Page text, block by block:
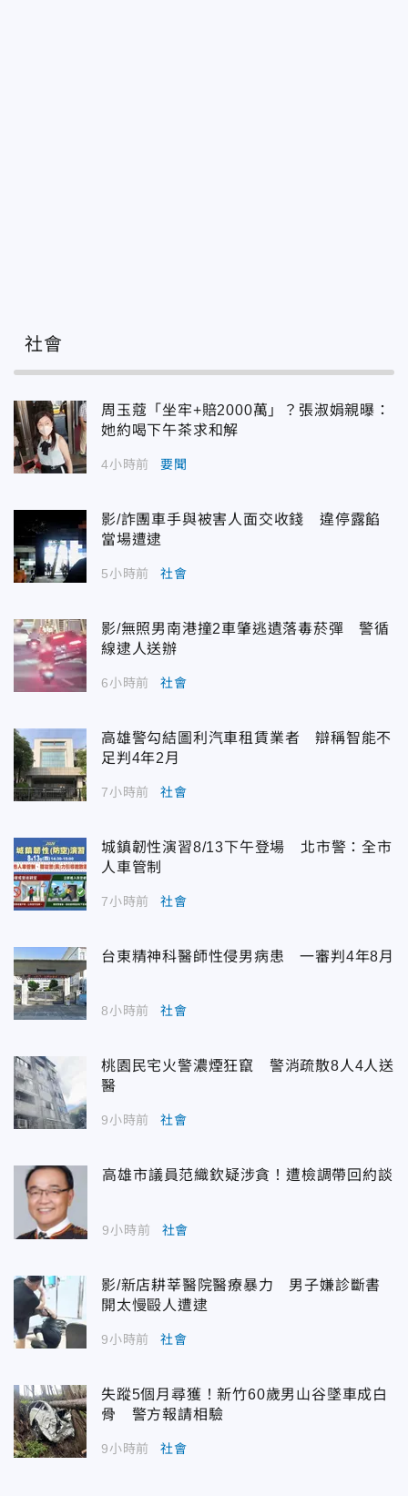
社會
周玉蔻「坐牢+賠2000萬」？張淑娟親曝：
她約喝下午茶求和解
4小時前 要聞
影/詐團車手與被害人面交收錢 違停露餡
當場遭逮
5小時前 社會
影/無照男南港撞2車肇逃遺落毒菸彈 警循
線逮人送辦
6小時前 社會
高雄警勾結圖利汽車租賃業者 辯稱智能不
足判4年2月
7小時前 社會
城鎮韌性演習8/13下午登場 北市警：全市
人車管制
7小時前 社會
台東精神科醫師性侵男病患 一審判4年8月
8小時前 社會
桃園民宅火警濃煙狂竄 警消疏散8人4人送
醫
9小時前 社會
高雄市議員范織欽疑涉貪！遭檢調帶回約談
9小時前 社會
影/新店耕莘醫院醫療暴力 男子嫌診斷書
開太慢毆人遭逮
9小時前 社會
失蹤5個月尋獲！新竹60歲男山谷墜車成白
骨 警方報請相驗
9小時前 社會